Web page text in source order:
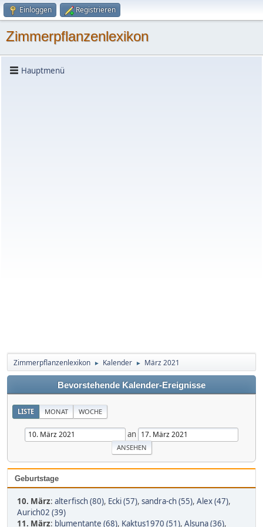
Einloggen Registrieren
Zimmerpflanzenlexikon
Hauptmenü
Zimmerpflanzenlexikon ► Kalender ► März 2021
Bevorstehende Kalender-Ereignisse
LISTE MONAT WOCHE
an
Geburtstage
10. März: alterfisch (80), Ecki (57), sandra-ch (55), Alex (47),
Aurich02 (39)
11. März: blumentante (68), Kaktus1970 (51), Alsuna (36),